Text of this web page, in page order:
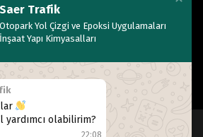
Saer Trafik
Otopark Yol Çizgi ve Epoksi Uygulamaları
İnşaat Yapı Kimyasalları
yardımcı olabilirim?
22:08
hangi alanlarda kullanılır
parlatma nasıl yapılır